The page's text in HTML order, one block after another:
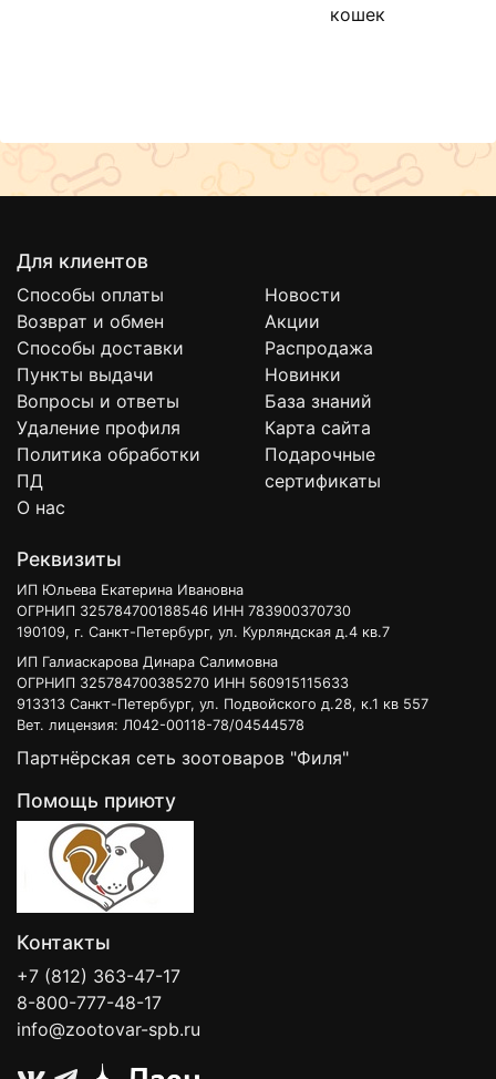
кошек
Для клиентов
Способы оплаты
Возврат и обмен
Способы доставки
Пункты выдачи
Вопросы и ответы
Удаление профиля
Политика обработки
ПД
О нас
Новости
Акции
Распродажа
Новинки
База знаний
Карта сайта
Подарочные
сертификаты
Реквизиты
ИП Юльева Екатерина Ивановна
ОГРНИП 325784700188546 ИНН 783900370730
190109, г. Санкт-Петербург, ул. Курляндская д.4 кв.7
ИП Галиаскарова Динара Салимовна
ОГРНИП 325784700385270 ИНН 560915115633
913313 Санкт-Петербург, ул. Подвойского д.28, к.1 кв 557
Вет. лицензия: Л042-00118-78/04544578
Партнёрская сеть зоотоваров "Филя"
Помощь приюту
Контакты
+7 (812) 363-47-17
8-800-777-48-17
info@zootovar-spb.ru